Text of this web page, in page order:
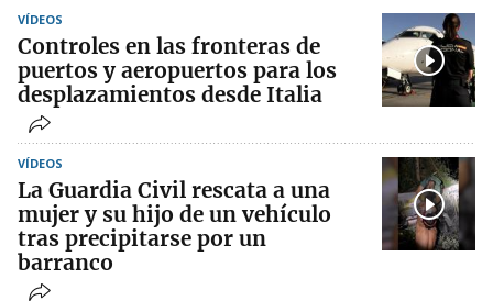
VÍDEOS
Controles en las fronteras de
puertos y aeropuertos para los
desplazamientos desde Italia
VÍDEOS
La Guardia Civil rescata a una
mujer y su hijo de un vehículo
tras precipitarse por un
barranco